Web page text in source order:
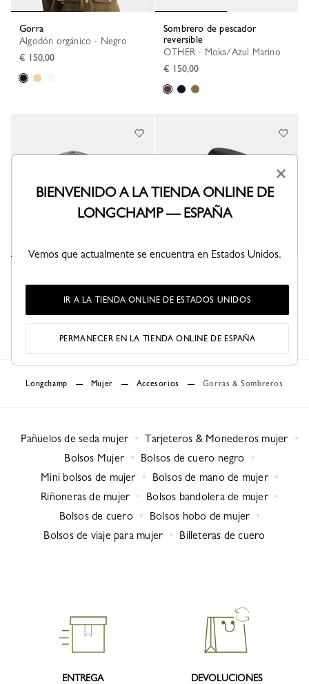
Gorra
Algodón orgánico - Negro
€ 150,00
Sombrero de pescador
reversible
OTHER - Moka/Azul Marino
€ 150,00
Punto - Antracita
reversible
OTHER - Negro/Papel
€ 150,00
Longchamp Mujer Accesorios Gorras & Sombreros
Pañuelos de seda mujer
Tarjeteros & Monederos mujer
Bolsos Mujer
Bolsos de cuero negro
Mini bolsos de mujer
Bolsos de mano de mujer
Riñoneras de mujer
Bolsos bandolera de mujer
Bolsos de cuero
Bolsos hobo de mujer
Bolsos de viaje para mujer
Billeteras de cuero
ENTREGA DEVOLUCIONES
×
BIENVENIDO A LA TIENDA ONLINE DE
LONGCHAMP — ESPAÑA
Vemos que actualmente se encuentra en Estados Unidos.
IR A LA TIENDA ONLINE DE ESTADOS UNIDOS
PERMANECER EN LA TIENDA ONLINE DE ESPAÑA